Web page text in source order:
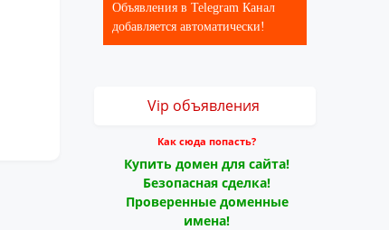
Объявления в Telegram Канал
добавляется автоматически!
Vip объявления
Как сюда попасть?
Купить домен для сайта!
Безопасная сделка!
Проверенные доменные
имена!